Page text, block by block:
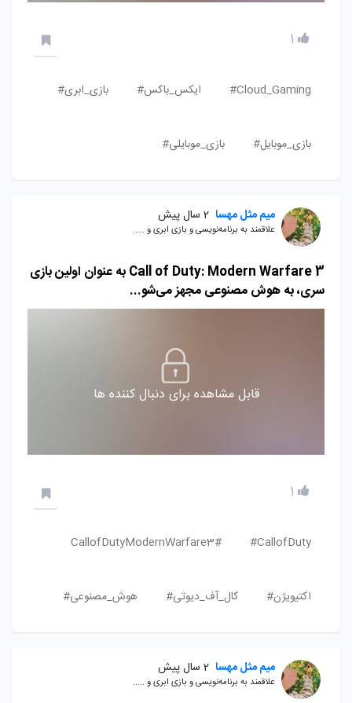
1
Cloud_Gaming# ایکس_باکس# بازی_ابری#
بازی_موبایل# بازی_موبایلی#
میم مثل مهسا 2 سال پیش
علاقمند به برنامه‌نویسی و بازی ابری و .....
Call of Duty: Modern Warfare 3 به عنوان اولین بازی
سری، به هوش مصنوعی مجهز می‌شو...
قابل مشاهده برای دنبال کننده ها
1
CallofDuty#
CallofDutyModernWarfare3#
اکتیویژن# کال_آف_دیوتی# هوش_مصنوعی#
میم مثل مهسا 2 سال پیش
علاقمند به برنامه‌نویسی و بازی ابری و .....